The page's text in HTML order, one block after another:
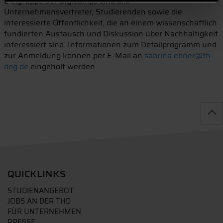
Unternehmensvertreter, Studierenden sowie die
interessierte Öffentlichkeit, die an einem wissenschaftlich
fundierten Austausch und Diskussion über Nachhaltigkeit
interessiert sind. Informationen zum Detailprogramm und
zur Anmeldung können per E-Mail an sabrina.ebner@th-
deg.de eingeholt werden.
QUICKLINKS
STUDIENANGEBOT
JOBS AN DER THD
FÜR UNTERNEHMEN